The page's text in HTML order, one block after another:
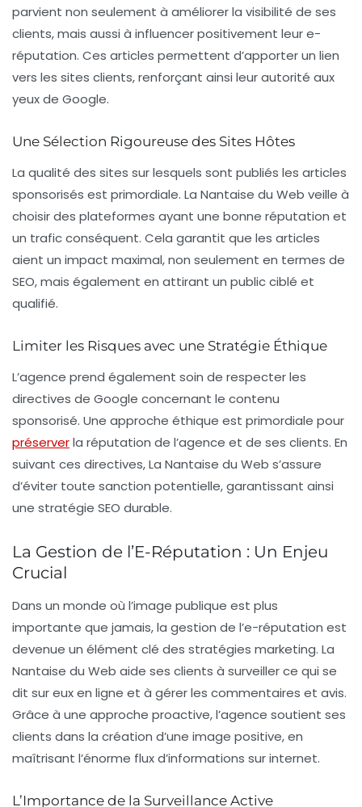
parvient non seulement à améliorer la visibilité de ses
clients, mais aussi à influencer positivement leur e-
réputation. Ces articles permettent d’apporter un lien
vers les sites clients, renforçant ainsi leur autorité aux
yeux de Google.
Une Sélection Rigoureuse des Sites Hôtes
La qualité des sites sur lesquels sont publiés les articles
sponsorisés est primordiale. La Nantaise du Web veille à
choisir des plateformes ayant une bonne réputation et
un trafic conséquent. Cela garantit que les articles
aient un impact maximal, non seulement en termes de
SEO, mais également en attirant un public ciblé et
qualifié.
Limiter les Risques avec une Stratégie Éthique
L’agence prend également soin de respecter les
directives de Google concernant le contenu
sponsorisé. Une approche éthique est primordiale pour
préserverla réputation de l’agence et de ses clients. En
suivant ces directives, La Nantaise du Web s’assure
d’éviter toute sanction potentielle, garantissant ainsi
une stratégie SEO durable.
La Gestion de l’E-Réputation : Un Enjeu
Crucial
Dans un monde où l’image publique est plus
importante que jamais, la gestion de l’e-réputation est
devenue un élément clé des stratégies marketing. La
Nantaise du Web aide ses clients à surveiller ce qui se
dit sur eux en ligne et à gérer les commentaires et avis.
Grâce à une approche proactive, l’agence soutient ses
clients dans la création d’une image positive, en
maîtrisant l’énorme flux d’informations sur internet.
L’Importance de la Surveillance Active